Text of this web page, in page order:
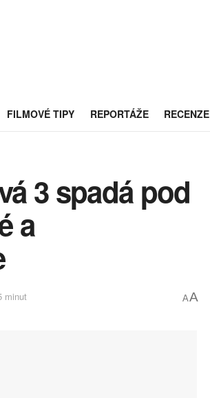
FILMOVÉ TIPY REPORTÁŽE RECENZE
3 spadá pod
a
minut AA